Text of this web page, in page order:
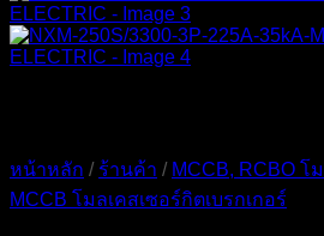
หน้าหลัก / ร้านค้า / MCCB, RCBO โ
MCCB โมลเคสเซอร์กิตเบรกเกอร์